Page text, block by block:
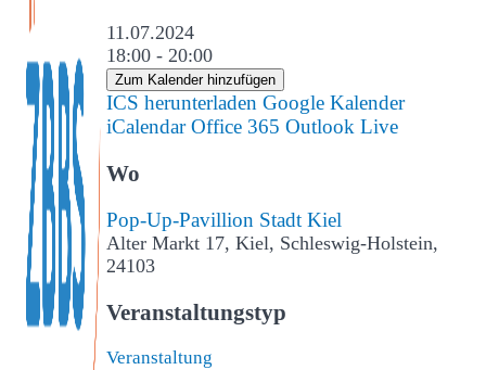
11.07.2024
18:00 - 20:00
Zum Kalender hinzufügen
ICS herunterladen Google Kalender
iCalendar Office 365 Outlook Live
Wo
Pop-Up-Pavillion Stadt Kiel
Alter Markt 17, Kiel, Schleswig-Holstein,
24103
Veranstaltungstyp
Veranstaltung